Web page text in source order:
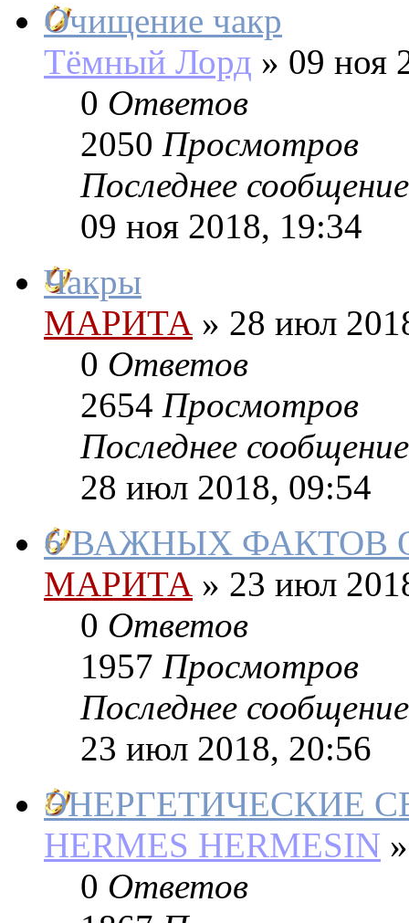
Очищение чакр
Тёмный Лорд » 09 ноя
0 Ответов
2050 Просмотров
Последнее сообщение
09 ноя 2018, 19:34
Чакры
МАРИТА » 28 июл
0 Ответов
2654 Просмотров
Последнее сообщение
28 июл 2018, 09:54
6 ВАЖНЫХ ФАКТОВ
МАРИТА » 23 июл
0 Ответов
1957 Просмотров
Последнее сообщение
23 июл 2018, 20:56
ЭНЕРГЕТИЧЕСКИЕ
HERMES HERMESIN »
0 Ответов